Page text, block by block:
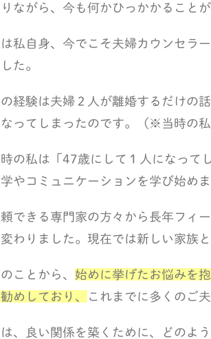
ながら、今も何かひっかかること
私自身、今でこそ夫婦カウンセラ
た。
の経験は夫婦２人が離婚するだけの
ってしまったのです。（※当時の
時の私は「47歳にして１人になって
やコミュニケーションを学び始めま
できる専門家の方々から長年フィ
変わりました。現在では新しい家族
ことから、 始めに挙げたお悩みを
めしており、
これまでに多くのご
、良い関係を築くために、どのよ